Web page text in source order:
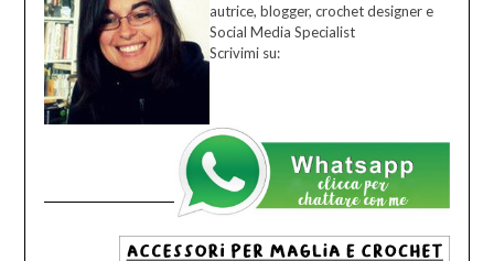
autrice, blogger, crochet designer e
Social Media Specialist
Scrivimi su: